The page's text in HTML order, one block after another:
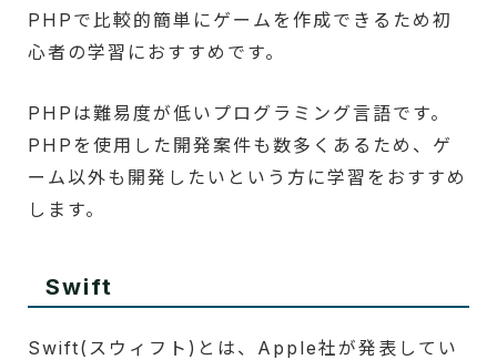
PHPで比較的簡単にゲームを作成できるため初
心者の学習におすすめです。
PHPは難易度が低いプログラミング言語です。
PHPを使用した開発案件も数多くあるため、ゲ
ーム以外も開発したいという方に学習をおすすめ
します。
Swift
Swift(スウィフト)とは、Apple社が発表してい